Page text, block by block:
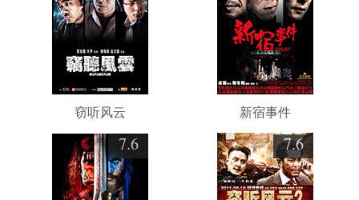
窃听风云 新宿事件
7.6 7.6